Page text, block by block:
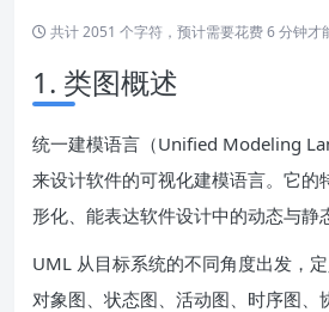
共计 2051 个字符，预计需要花费 6 分钟才
1. 类图概述
统一建模语言（Unified Modeling
来设计软件的可视化建模语言。它的
形化、能表达软件设计中的动态与静
UML 从目标系统的不同角度出发，定
对象图、状态图、活动图、时序图、